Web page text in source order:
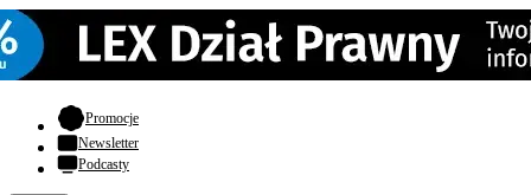
Promocje- otwiera się w nowej karcie
Newsletter
Podcasty